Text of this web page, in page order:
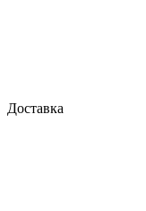
Доставка